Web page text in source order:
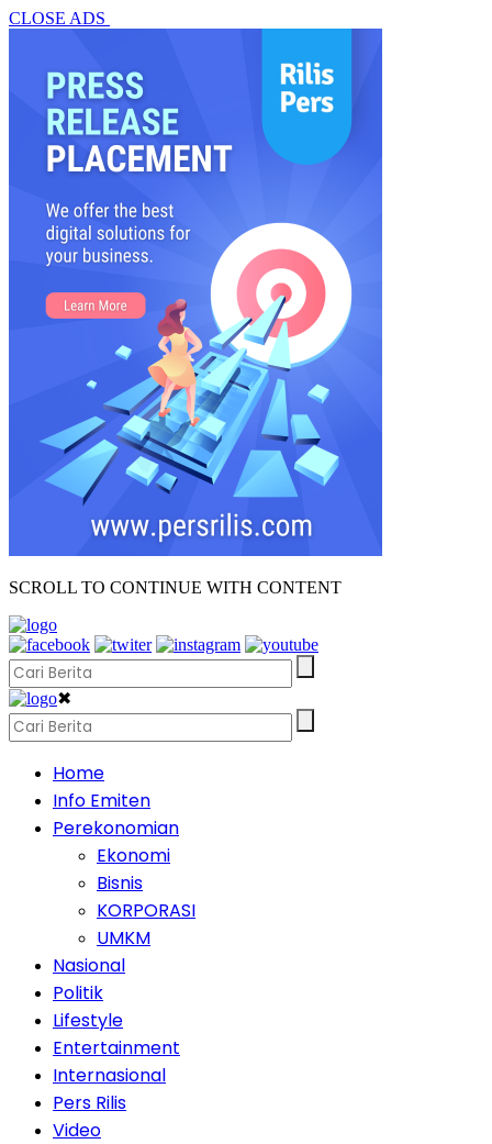
CLOSE ADS
SCROLL TO CONTINUE WITH CONTENT
✖
Home
Info Emiten
Perekonomian
Ekonomi
Bisnis
KORPORASI
UMKM
Nasional
Politik
Lifestyle
Entertainment
Internasional
Pers Rilis
Video